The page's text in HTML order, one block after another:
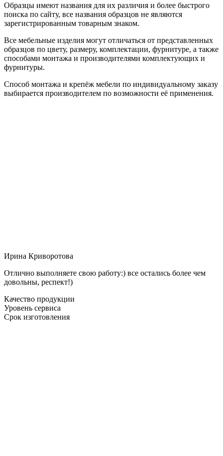
Образцы имеют названия для их различия и более быстрого
поиска по сайту, все названия образцов не являются
зарегистрированным товарным знаком.
Все мебельные изделия могут отличаться от представленных
образцов по цвету, размеру, комплектации, фурнитуре, а также
способами монтажа и производителями комплектующих и
фурнитуры.
Способ монтажа и крепёж мебели по индивидуальному заказу
выбирается производителем по возможности её применения.
Ирина Криворотова
Отлично выполняете свою работу:) все остались более чем
довольны, респект!)
Качество продукции
Уровень сервиса
Срок изготовления